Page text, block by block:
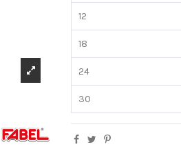
12
18
24
30